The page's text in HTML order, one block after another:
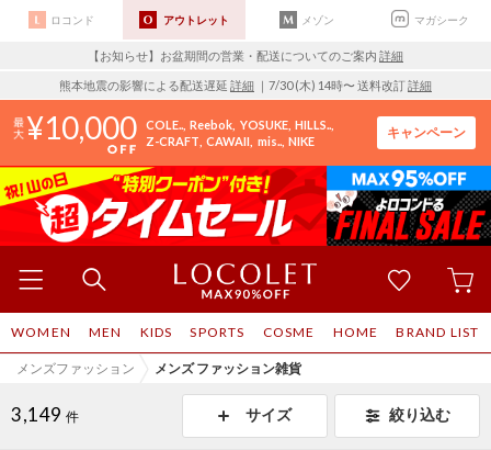
ロコンド アウトレット メゾン マガシーク
【お知らせ】お盆期間の営業・配送についてのご案内 詳細
熊本地震の影響による配送遅延 詳細 ｜7/30 (木) 14時〜 送料改訂詳細
10,000 COLE.. Reebok YOSUKE HILLS..
Z-CRAFT CAWAII mis.. NIKE
キャンペーン
WOMEN MEN KIDS SPORTS COSME HOME BRAND LIST
メンズファッション メンズ ファッション雑貨
3,149 件 サイズ 絞り込む